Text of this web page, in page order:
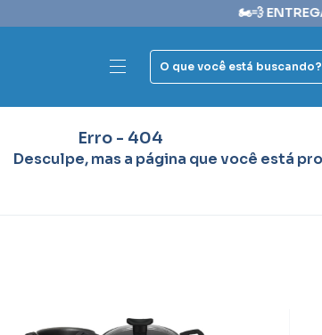
🏍️💨 ENTREGA
Erro - 404
Desculpe, mas a página que você está